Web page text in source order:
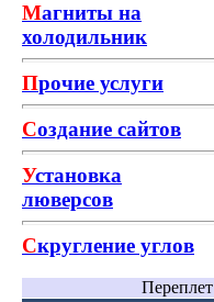
Магниты на
холодильник
Прочие услуги
Создание сайтов
Установка
люверсов
Скругление углов
Переплет